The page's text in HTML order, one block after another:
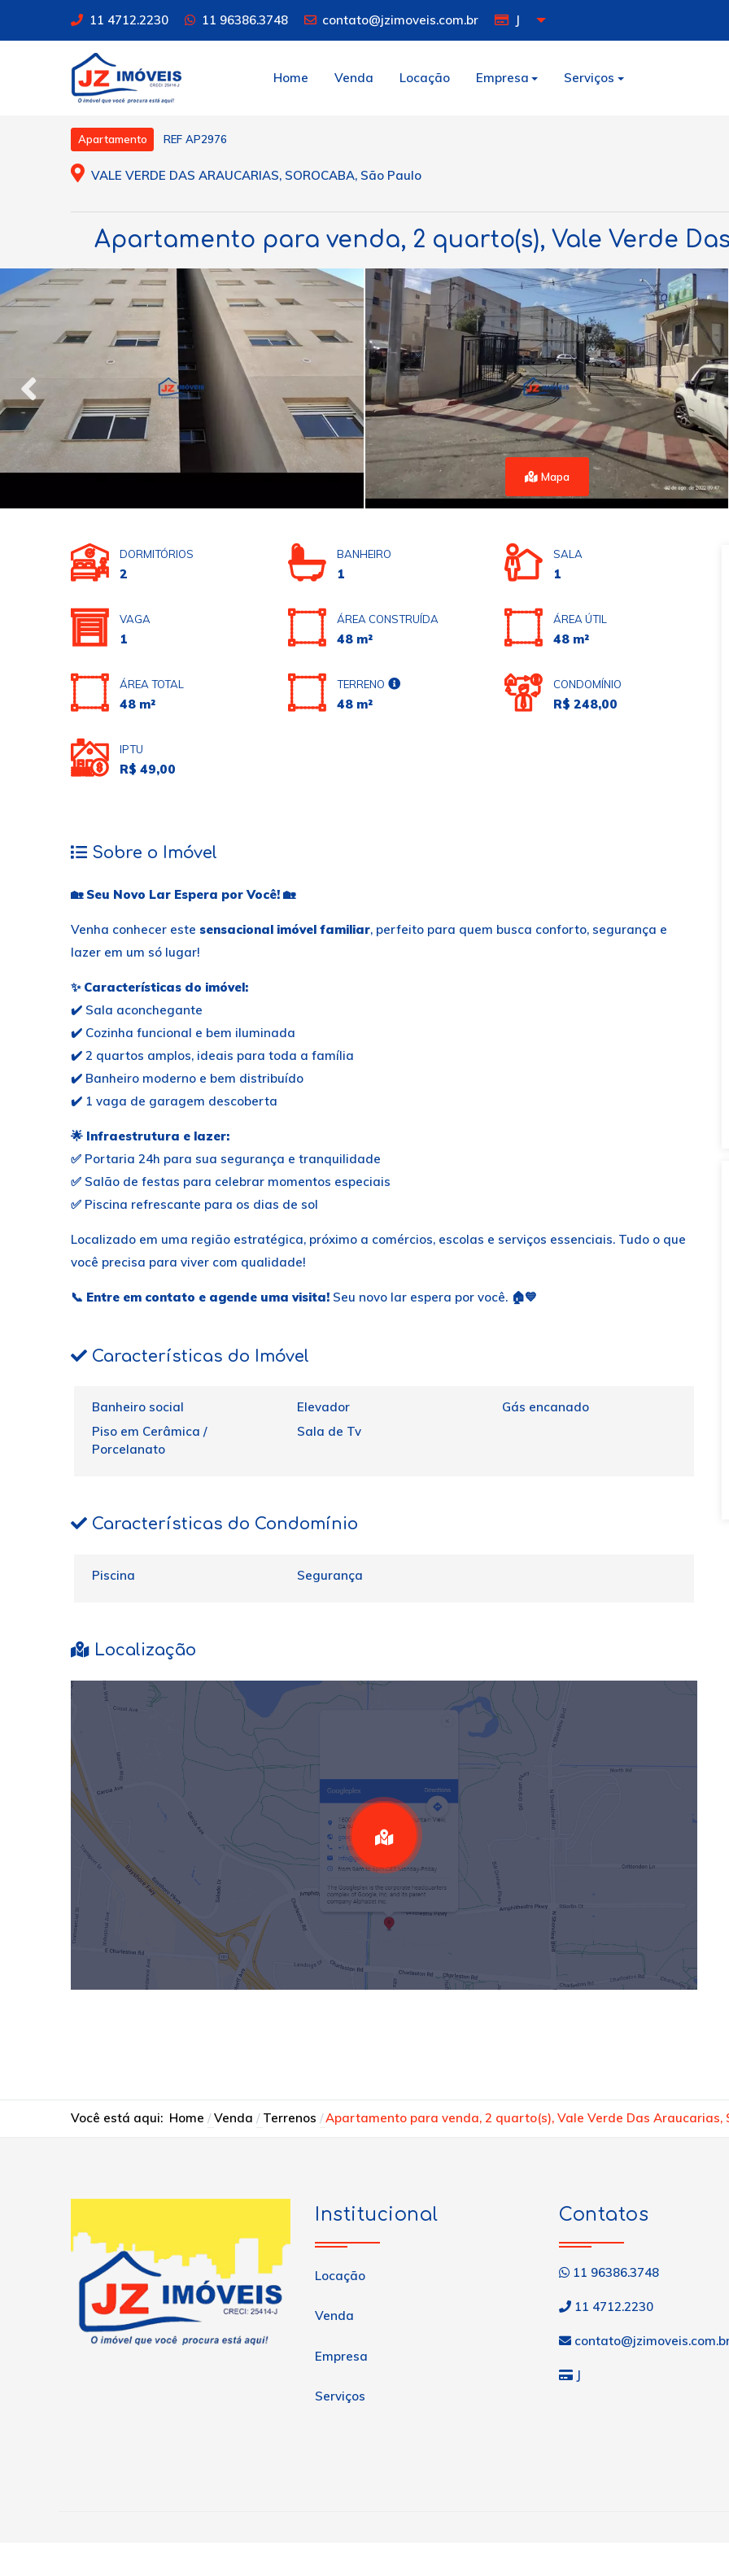
11 4712.2230 11 96386.3748 contato@jzimoveis.com.br J
Home Venda Locação Empresa Serviços
Apartamento REF AP2976
VALE VERDE DAS ARAUCARIAS, SOROCABA, São Paulo
Apartamento para venda, 2 quarto(s), Vale Verde
Mapa
DORMITÓRIOS
2
BANHEIRO
1
SALA
1
VAGA
1
ÁREA CONSTRUÍDA
48 m²
ÁREA ÚTIL
48 m²
ÁREA TOTAL
48 m²
TERRENO
48 m²
CONDOMÍNIO
R$ 248,00
IPTU
R$ 49,00
Sobre o Imóvel
🏡 Seu Novo Lar Espera por Você! 🏡
Venha conhecer este sensacional imóvel familiar, perfeito para quem busca conforto, segurança e
lazer em um só lugar!
✨ Características do imóvel:
✔️ Sala aconchegante
✔️ Cozinha funcional e bem iluminada
✔️ 2 quartos amplos, ideais para toda a família
✔️ Banheiro moderno e bem distribuído
✔️ 1 vaga de garagem descoberta
🌟 Infraestrutura e lazer:
✅ Portaria 24h para sua segurança e tranquilidade
✅ Salão de festas para celebrar momentos especiais
✅ Piscina refrescante para os dias de sol
Localizado em uma região estratégica, próximo a comércios, escolas e serviços essenciais. Tudo o que
você precisa para viver com qualidade!
📞 Entre em contato e agende uma visita! Seu novo lar espera por você. 🏠💙
Características do Imóvel
Banheiro social Elevador
Gás encanado
Piso em Cerâmica /
Porcelanato
Sala de Tv
Características do Condomínio
Piscina Segurança
Localização
Você está aqui: Home Venda Terrenos Apartamento para venda, 2 quarto(s), Vale Verde Das Araucarias,
Institucional
Locação
Venda
Empresa
Serviços
Contatos
11 96386.3748
11 4712.2230
J